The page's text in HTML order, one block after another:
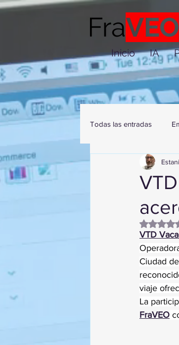
Inicio IA
Todas las entradas
VTD
Ciudad
viaje
La
FraVEO